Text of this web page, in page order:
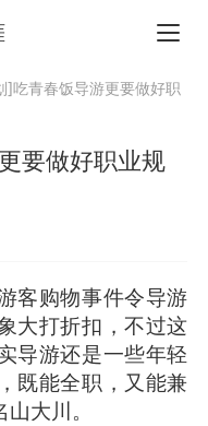
]吃青春饭导游更要做好职
要做好职业规
客购物事件令导游
大打折扣，不过这
导游还是一些年轻
既能全职，又能兼
大川。